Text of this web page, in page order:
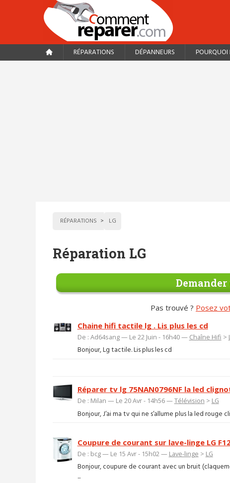
RÉPARATIONS DÉPANNEURS POURQUOI
RÉPARATIONS LG
Réparation LG
Pas trouvé ? Posez
Chaine hifi tactile lg . Lis plus les cd
De : Ad64sang — Le 22 Juin - 16h40 — Chaîne Hifi >
Bonjour, Lg tactile. Lis plus les cd
Réparer tv lg 75NAN0796NF la led
De : Milan — Le 20 Avr - 14h56 —Télévision > LG
Bonjour, J’ai ma tv qui ne s’allume plus la led
Coupure de courant sur lave-linge LG
De : bcg — Le 15 Avr - 15h02 — Lave-linge > LG
Bonjour, coupure de courant avec un bruit
...